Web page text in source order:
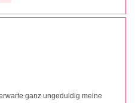
ganz ungeduldig meine